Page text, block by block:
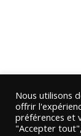
Nous utilisons
offrir
préférences et
"Accepter